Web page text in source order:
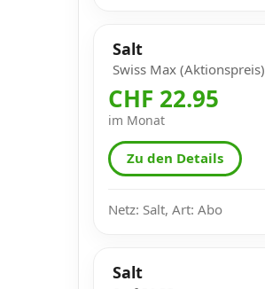
Salt
Swiss Max (Aktionspreis)
CHF 22.95
im Monat
Zu den Details
Netz: Salt, Art: Abo
Salt